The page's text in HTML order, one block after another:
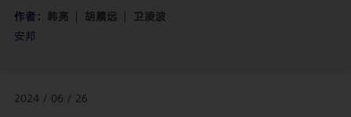
作者： 韩亮 胡震远
卫凌波
安邦
2024 / 06 / 26